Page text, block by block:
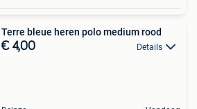
Terre bleue heren polo medium rood
€ 4,00 Details